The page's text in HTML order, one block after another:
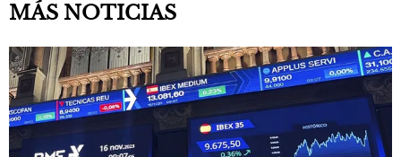
MÁS NOTICIAS